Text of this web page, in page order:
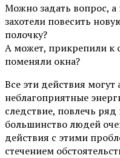
Можно задать вопрос,
захотели повесить
полочку?
А может, прикрепили к
поменяли окна?
Все эти действия могут
неблагоприятные
следствие, повлечь
большинство людей
действия с этими
стечением